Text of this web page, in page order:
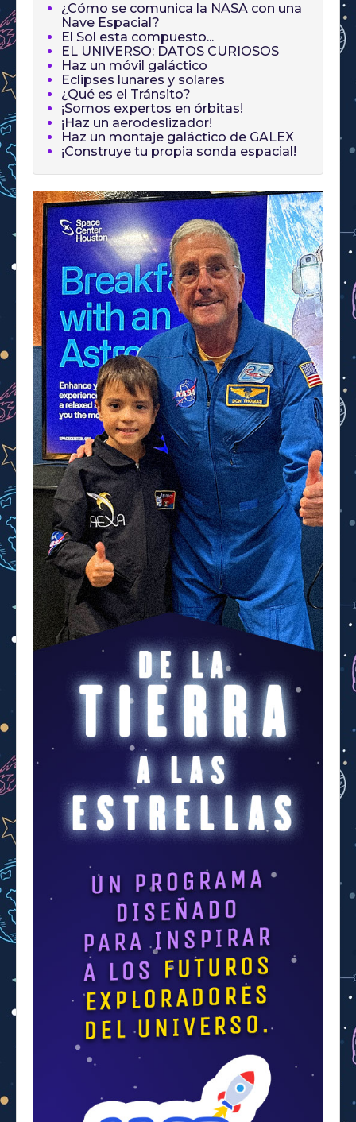
¿Cómo se comunica la NASA con una
Nave Espacial?
El Sol esta compuesto...
EL UNIVERSO: DATOS CURIOSOS
Haz un móvil galáctico
Eclipses lunares y solares
¿Qué es el Tránsito?
¡Somos expertos en órbitas!
¡Haz un aerodeslizador!
Haz un montaje galáctico de GALEX
¡Construye tu propia sonda espacial!